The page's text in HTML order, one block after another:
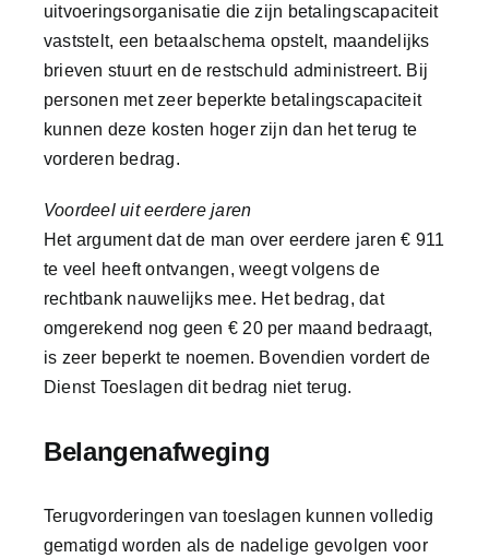
uitvoeringsorganisatie die zijn betalingscapaciteit
vaststelt, een betaalschema opstelt, maandelijks
brieven stuurt en de restschuld administreert. Bij
personen met zeer beperkte betalingscapaciteit
kunnen deze kosten hoger zijn dan het terug te
vorderen bedrag.
Voordeel uit eerdere jaren
Het argument dat de man over eerdere jaren € 911
te veel heeft ontvangen, weegt volgens de
rechtbank nauwelijks mee. Het bedrag, dat
omgerekend nog geen € 20 per maand bedraagt,
is zeer beperkt te noemen. Bovendien vordert de
Dienst Toeslagen dit bedrag niet terug.
Belangenafweging
Terugvorderingen van toeslagen kunnen volledig
gematigd worden als de nadelige gevolgen voor